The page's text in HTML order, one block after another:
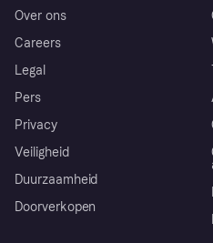
Over ons
Careers
Legal
Pers
Privacy
Veiligheid
Duurzaamheid
Doorverkopen